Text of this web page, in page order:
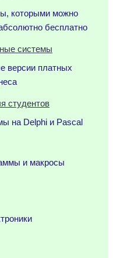
которыми можно
бесплатно
системы
версии платных
студентов
на Delphi и Pascal
и макросы